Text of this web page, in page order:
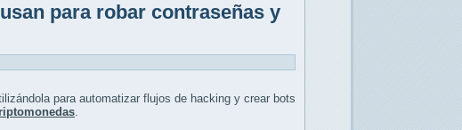
para robar contraseñas y
para automatizar flujos de hacking y crear bots